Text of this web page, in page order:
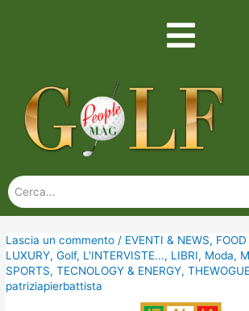
Lascia un commento / EVENTI & NEWS,
LUXURY,Golf, L'INTERVISTE..., LIBRI, Moda,
SPORTS,TECNOLOGY & ENERGY,
patriziapierbattista